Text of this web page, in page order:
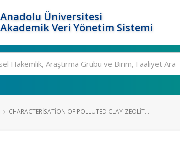
Anadolu Üniversitesi
Akademik Veri Yönetim Sistemi
CHARACTERISATION OF POLLUTED CLAY-ZEOLIT...